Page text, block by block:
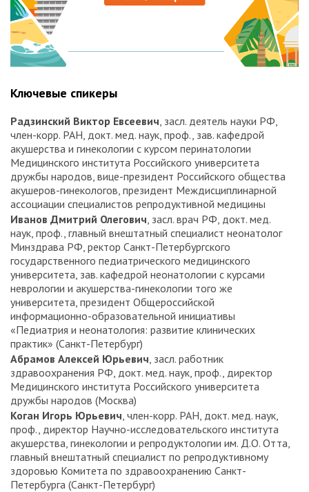
Ключевые спикеры
Радзинский Виктор Евсеевич , засл. деятель науки РФ,
член-корр. РАН, докт. мед. наук, проф., зав. кафедрой
акушерства и гинекологии с курсом перинатологии
Медицинского института Российского университета
дружбы народов, вице-президент Российского общества
акушеров-гинекологов, президент Междисциплинарной
ассоциации специалистов репродуктивной медицины
Иванов Дмитрий Олегович , засл. врач РФ, докт. мед.
наук, проф., главный внештатный специалист неонатолог
Минздрава РФ, ректор Санкт-Петербургского
государственного педиатрического медицинского
университета, зав. кафедрой неонатологии с курсами
неврологии и акушерства-гинекологии того же
университета, президент Общероссийской
информационно-образовательной инициативы
«Педиатрия и неонатология: развитие клинических
практик» (Санкт-Петербург)
Абрамов Алексей Юрьевич , засл. работник
здравоохранения РФ, докт. мед. наук, проф., директор
Медицинского института Российского университета
дружбы народов (Москва)
Коган Игорь Юрьевич , член-корр. РАН, докт. мед. наук,
проф., директор Научно-исследовательского института
акушерства, гинекологии и репродуктологии им. Д.О. Отта,
главный внештатный специалист по репродуктивному
здоровью Комитета по здравоохранению Санкт-
Петербурга (Санкт-Петербург)